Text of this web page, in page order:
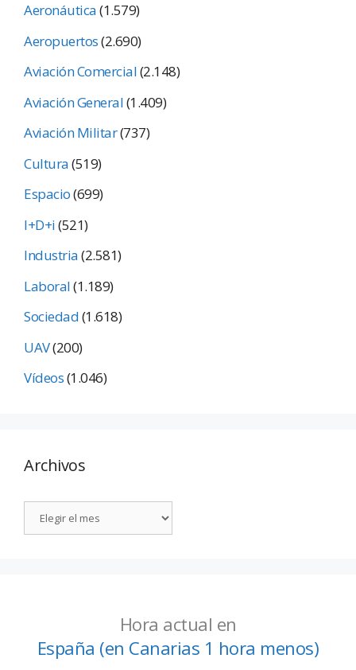
Aeronáutica(1.579)
Aeropuertos(2.690)
Aviación Comercial(2.148)
Aviación General(1.409)
Aviación Militar(737)
Cultura(519)
Espacio(699)
I+D+i(521)
Industria(2.581)
Laboral(1.189)
Sociedad(1.618)
UAV(200)
Vídeos(1.046)
Archivos
Hora actual en
España (en Canarias 1 hora menos)